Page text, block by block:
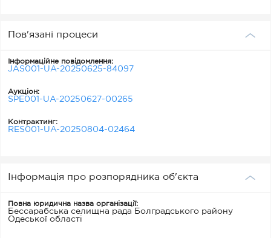
Пов'язані процеси
Інформаційне повідомлення:
JAS001-UA-20250625-84097
Аукціон:
SPE001-UA-20250627-00265
Контрактинг:
RES001-UA-20250804-02464
Інформація про розпорядника об'єкта
Повна юридична назва організації:
Бессарабська селищна рада Болградського району
Одеської області